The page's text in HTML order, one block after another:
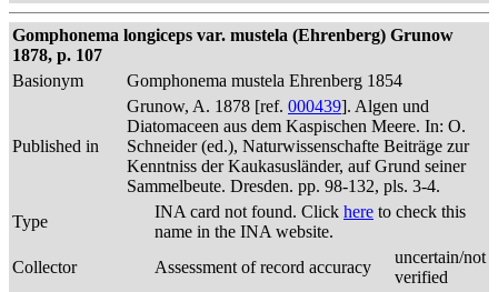
Gomphonema longiceps var. mustela (Ehrenberg) Grunow
1878, p. 107
Basionym
Gomphonema mustela Ehrenberg 1854
Published in
Grunow, A. 1878 [ref. 000439]. Algen und
Diatomaceen aus dem Kaspischen Meere. In: O.
Schneider (ed.), Naturwissenschafte Beiträge zur
Kenntniss der Kaukasusländer, auf Grund seiner
Sammelbeute. Dresden. pp. 98-132, pls. 3-4.
Type
INA card not found. Click here to check this
name in the INA website.
Collector
Assessment of record accuracy
uncertain/not
verified